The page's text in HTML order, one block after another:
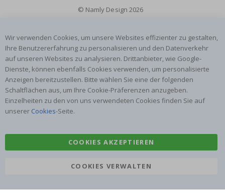
© Namly Design 2026
Wir verwenden Cookies, um unsere Websites effizienter zu gestalten,
Ihre Benutzererfahrung zu personalisieren und den Datenverkehr
auf unseren Websites zu analysieren. Drittanbieter, wie Google-
Dienste, können ebenfalls Cookies verwenden, um personalisierte
Anzeigen bereitzustellen. Bitte wählen Sie eine der folgenden
Schaltflächen aus, um Ihre Cookie-Präferenzen anzugeben.
Einzelheiten zu den von uns verwendeten Cookies finden Sie auf
unserer Cookies-Seite.
COOKIES AKZEPTIEREN
COOKIES VERWALTEN